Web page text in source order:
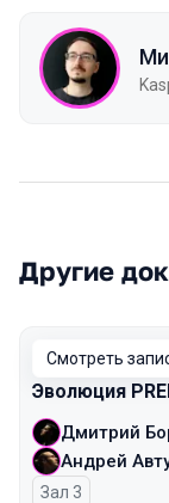
Другие
Смотреть
Эволюция
Дмитрий
Андрей
Зал 3